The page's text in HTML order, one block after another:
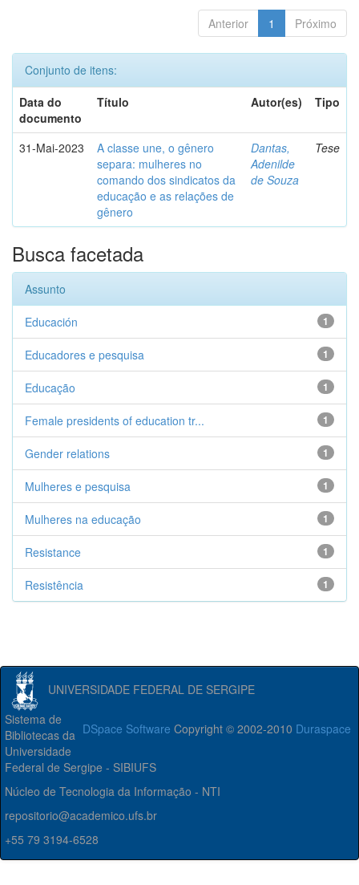
Anterior 1 Próximo
Conjunto de itens:
Data do
documento
Título Autor(es) Tipo
31-Mai-2023
A classe une, o gênero
separa: mulheres no
comando dos sindicatos da
educação e as relações de
gênero
Dantas,
Adenilde
de Souza
Tese
Busca facetada
Assunto
1
Educación
1
Educadores e pesquisa
1
Educação
1
Female presidents of education tr...
1
Gender relations
1
Mulheres e pesquisa
1
Mulheres na educação
1
Resistance
1
Resistência
UNIVERSIDADE FEDERAL DE SERGIPE
DSpace Software Copyright © 2002-2010 Duraspace
Sistema de
Bibliotecas da
Universidade
Federal de Sergipe - SIBIUFS
Núcleo de Tecnologia da Informação - NTI
repositorio@academico.ufs.br
+55 79 3194-6528